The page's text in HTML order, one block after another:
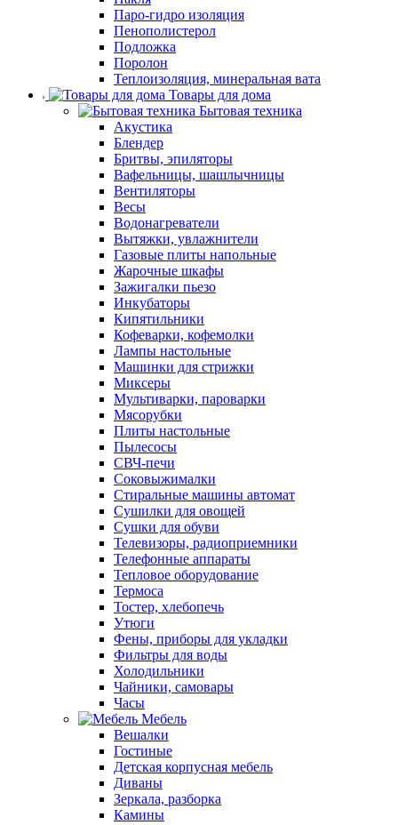
Паро-гидро изоляция
Пенополистерол
Подложка
Поролон
Теплоизоляция, минеральная вата
Товары для дома
Бытовая техника
Акустика
Блендер
Бритвы, эпиляторы
Вафельницы, шашлычницы
Вентиляторы
Весы
Водонагреватели
Вытяжки, увлажнители
Газовые плиты напольные
Жарочные шкафы
Зажигалки пьезо
Инкубаторы
Кипятильники
Кофеварки, кофемолки
Лампы настольные
Машинки для стрижки
Миксеры
Мультиварки, пароварки
Мясорубки
Плиты настольные
Пылесосы
СВЧ-печи
Соковыжималки
Стиральные машины автомат
Сушилки для овощей
Сушки для обуви
Телевизоры, радиоприемники
Телефонные аппараты
Тепловое оборудование
Термоса
Тостер, хлебопечь
Утюги
Фены, приборы для укладки
Фильтры для воды
Холодильники
Чайники, самовары
Часы
Мебель
Вешалки
Гостиные
Детская корпусная мебель
Диваны
Зеркала, разборка
Камины